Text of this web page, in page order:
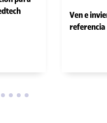
Ven e
referencia